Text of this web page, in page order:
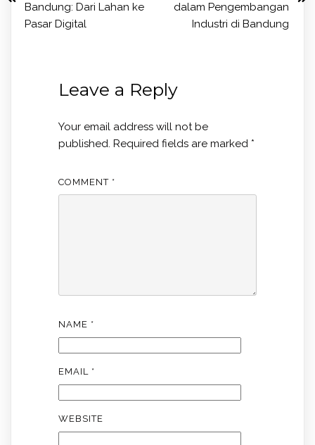
Bandung: Dari Lahan ke
Pasar Digital
dalam Pengembangan
Industri di Bandung
Leave a Reply
Your email address will not be
published. Required fields are marked *
COMMENT *
NAME *
EMAIL *
WEBSITE